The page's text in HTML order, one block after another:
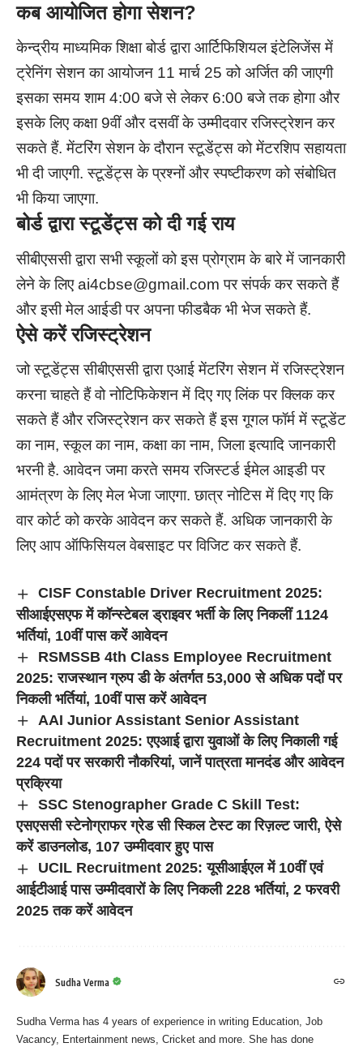
कब आयोजित होगा सेशन?
केन्द्रीय माध्यमिक शिक्षा बोर्ड द्वारा आर्टिफिशियल इंटेलिजेंस में
ट्रेनिंग सेशन का आयोजन 11 मार्च 25 को अर्जित की जाएगी
इसका समय शाम 4:00 बजे से लेकर 6:00 बजे तक होगा और
इसके लिए कक्षा 9वीं और दसवीं के उम्मीदवार रजिस्ट्रेशन कर
सकते हैं. मेंटरिंग सेशन के दौरान स्टूडेंट्स को मेंटरशिप सहायता
भी दी जाएगी. स्टूडेंट्स के प्रश्नों और स्पष्टीकरण को संबोधित
भी किया जाएगा.
बोर्ड द्वारा स्टूडेंट्स को दी गई राय
सीबीएससी द्वारा सभी स्कूलों को इस प्रोग्राम के बारे में जानकारी
लेने के लिएai4cbse@gmail.com पर संपर्क कर सकते हैं
और इसी मेल आईडी पर अपना फीडबैक भी भेज सकते हैं.
ऐसे करें रजिस्ट्रेशन
जो स्टूडेंट्स सीबीएससी द्वारा एआई मेंटरिंग सेशन में रजिस्ट्रेशन
करना चाहते हैं वो नोटिफिकेशन में दिए गए लिंक पर क्लिक कर
सकते हैं और रजिस्ट्रेशन कर सकते हैं इस गूगल फॉर्म में स्टूडेंट
का नाम, स्कूल का नाम, कक्षा का नाम, जिला इत्यादि जानकारी
भरनी है. आवेदन जमा करते समय रजिस्टर्ड ईमेल आइडी पर
आमंत्रण के लिए मेल भेजा जाएगा. छात्र नोटिस में दिए गए कि
वार कोर्ट को करके आवेदन कर सकते हैं. अधिक जानकारी के
लिए आप ऑफिसियल वेबसाइट पर विजिट कर सकते हैं.
CISF Constable Driver Recruitment 2025:
सीआईएसएफ में कॉन्स्टेबल ड्राइवर भर्ती के लिए निकलीं 1124
भर्तियां, 10वीं पास करें आवेदन
RSMSSB 4th Class Employee Recruitment
2025: राजस्थान ग्रुप डी के अंतर्गत 53,000 से अधिक पदों पर
निकली भर्तियां, 10वीं पास करें आवेदन
AAI Junior Assistant Senior Assistant
Recruitment 2025: एएआई द्वारा युवाओं के लिए निकाली गई
224 पदों पर सरकारी नौकरियां, जानें पात्रता मानदंड और आवेदन
प्रक्रिया
SSC Stenographer Grade C Skill Test:
एसएससी स्टेनोग्राफर ग्रेड सी स्किल टेस्ट का रिज़ल्ट जारी, ऐसे
करें डाउनलोड, 107 उम्मीदवार हुए पास
UCIL Recruitment 2025: यूसीआईएल में 10वीं एवं
आईटीआई पास उम्मीदवारों के लिए निकली 228 भर्तियां, 2 फरवरी
2025 तक करें आवेदन
Sudha Verma
Sudha Verma has 4 years of experience in writing Education, Job
Vacancy, Entertainment news, Cricket and more. She has done